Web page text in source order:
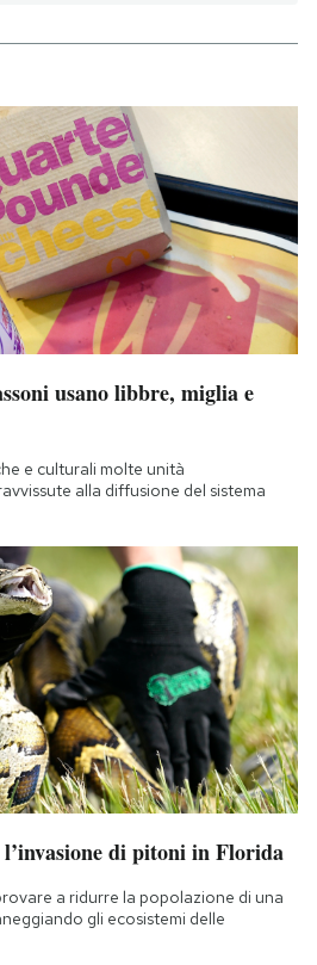
usano libbre, miglia e
e culturali molte unità
alla diffusione del sistema
di pitoni in Florida
a ridurre la popolazione di una
gli ecosistemi delle